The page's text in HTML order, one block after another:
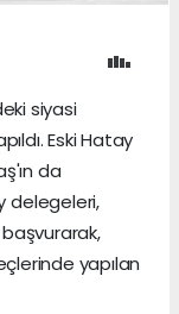
siyasi
Eski Hatay
da
delegeleri,
yapılan